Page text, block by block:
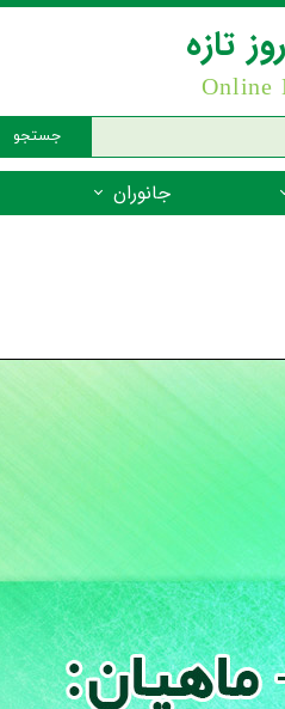
جستجو
تازه
Online
جانوران
جانوران مهره‌دار - دوزیستان